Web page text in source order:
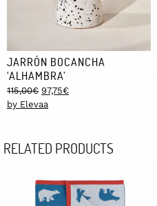
JARRÓN BOCANCHA
‘ALHAMBRA’
115,00€ Original
price
97,75€Current
by Elevaa
RELATED PRODUCTS